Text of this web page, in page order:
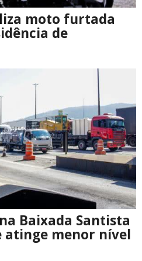
moto furtada
de
Baixada Santista
atinge menor nível